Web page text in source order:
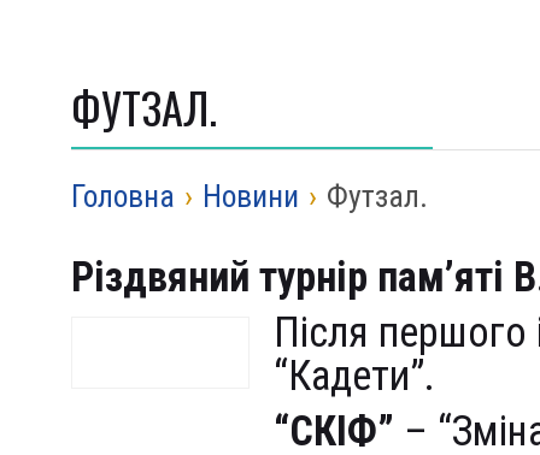
ФУТЗАЛ.
Головна › Новини › Футзал.
Різдвяний турнір
Після першого
“Кадети”.
“СКІФ” –